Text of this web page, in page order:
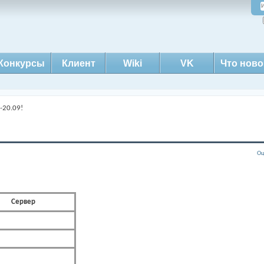
Конкурсы Клиент Wiki VK Что
20.09!
Сервер